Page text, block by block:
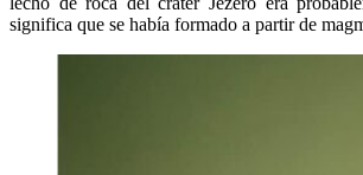
significa que se había formado a partir de